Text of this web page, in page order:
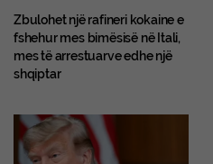
Zbulohet një rafineri kokaine e
fshehur mes bimësisë në Itali,
mes të arrestuarve edhe një
shqiptar